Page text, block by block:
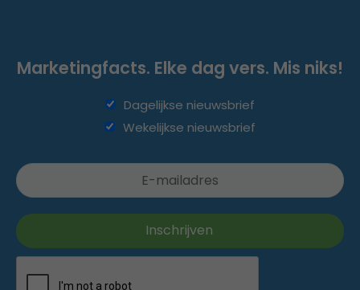
Marketingfacts. Elke dag vers. Mis niks!
Dagelijkse nieuwsbrief
Wekelijkse nieuwsbrief